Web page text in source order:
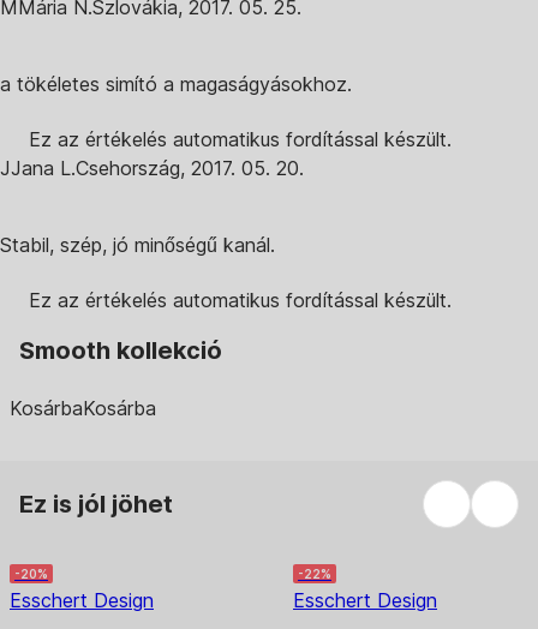
MMária N.Szlovákia, 2017. 05. 25.
a tökéletes simító a magaságyásokhoz.
Ez az értékelés automatikus fordítással készült.
JJana L.Csehország, 2017. 05. 20.
Stabil, szép, jó minőségű kanál.
Ez az értékelés automatikus fordítással készült.
Smooth kollekció
KosárbaKosárba
Ez is jól jöhet
-20%
Esschert Design
-22%
Esschert Design